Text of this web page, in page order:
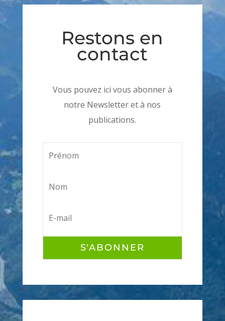
Restons en
contact
Vous pouvez ici vous abonner à
notre Newsletter et à nos
publications.
S'ABONNER